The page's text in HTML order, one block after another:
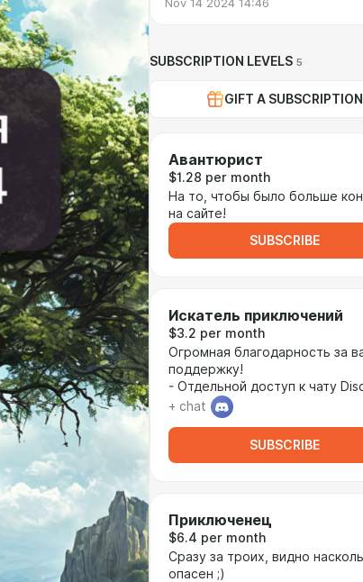
SUBSCRIPTION LEVELS 5
GIFT A SUBSCRIPTION
Авантюрист
$1.28 per month
На то, чтобы было больше
на сайте!
SUBSCRIBE
Искатель приключений
$3.2 per month
Огромная благодарность за
поддержку!
- Отдельной доступ к чату
+ chat
SUBSCRIBE
Приключенец
$6.4 per month
Сразу за троих, видно
опасен ;)